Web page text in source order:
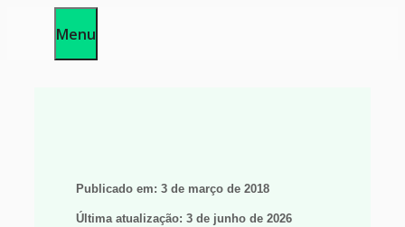
Menu
Publicado em: 3 de março de 2018
Última atualização: 3 de junho de 2026